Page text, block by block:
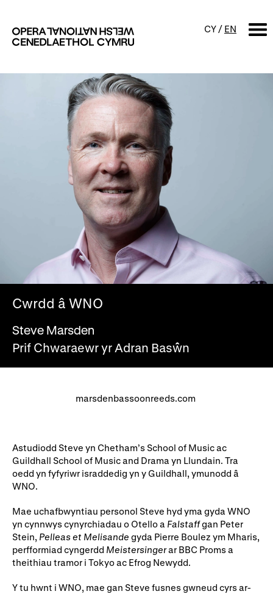
CY / EN
Digwyddiadur
Cynyrchiadau
Digwyddiadau am ddim a
sgyrsiau
Digwyddiadau i'r teulu
Perfformiad Hygyrch
Amdanom ni
Ein hanes
Gyrfaoedd WNO
Darganfod opera
Digwyddiadau a Phrofiadau
Ysgolion, Colegau a
Côr Cysur
Cefnogwch ni
Cyfrannwch nawr
Digwyddiadau i aelodau
Rhoddion mewn Ewyllysiau
Partneriaid Corfforaethol
Cefnogwyr WNO
Cwrdd â WNO
Steve Marsden
Prif Chwaraewr yr Adran Basŵn
marsdenbassoonreeds.com ​
Astudiodd Steve yn Chetham’s School of Music ac
Guildhall School of Music and Drama yn Llundain. Tra
oedd yn fyfyriwr israddedig yn y Guildhall, ymunodd â
WNO.
Mae uchafbwyntiau personol Steve hyd yma gyda WNO
yn cynnwys cynyrchiadau o Otello a Falstaffgan Peter
Stein, Pelleas et Melisande gyda Pierre Boulez ym Mharis,
perfformiad cyngerdd Meistersingerar BBC Proms a
theithiau tramor i Tokyo ac Efrog Newydd.
Y tu hwnt i WNO, mae gan Steve fusnes gwneud cyrs ar-